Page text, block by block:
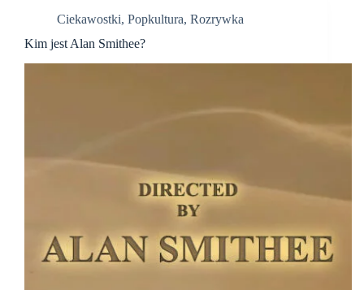
Ciekawostki, Popkultura, Rozrywka
Kim jest Alan Smithee?